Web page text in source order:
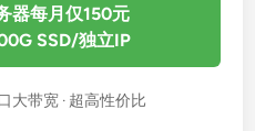
器每月仅150元
SSD/独立IP
大带宽 · 超高性价比